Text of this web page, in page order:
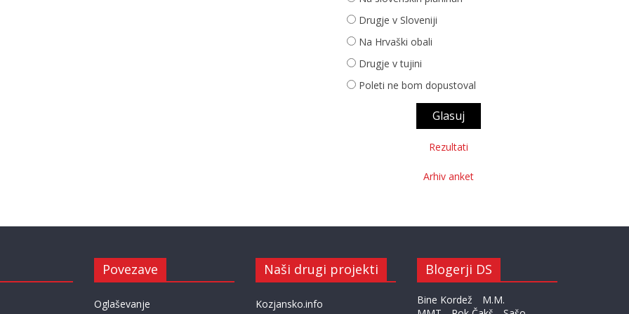
Drugje v Sloveniji
Na Hrvaški obali
Drugje v tujini
Poleti ne bom dopustoval
Rezultati
Arhiv anket
Povezave
Oglaševanje
Naši drugi projekti
Kozjansko.info
Blogerji DS
Bine Kordež
M.M.